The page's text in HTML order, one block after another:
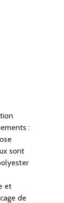
:
sont
et
de